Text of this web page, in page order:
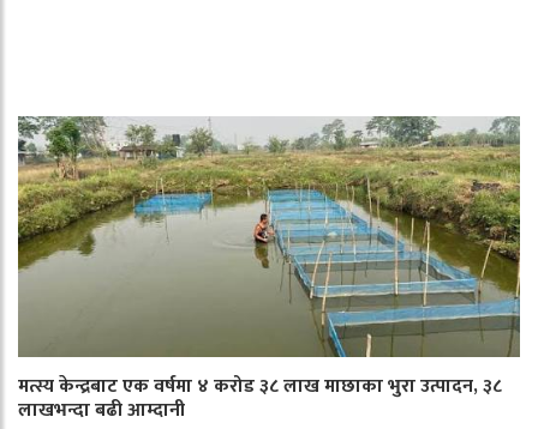
मत्स्य केन्द्रबाट एक वर्षमा ४ करोड ३८ लाख माछाका भुरा उत्पादन, ३८
लाखभन्दा बढी आम्दानी